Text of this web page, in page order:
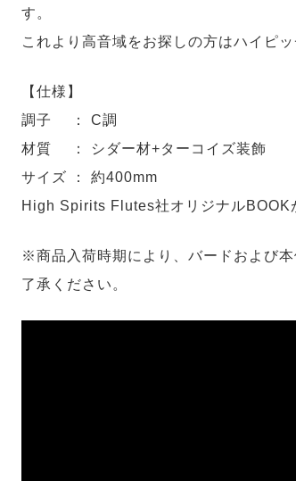
す。
これより高音域をお探しの方はハイピ
【仕様】
調子 ： C調
材質 ： シダー材+ターコイズ装飾
サイズ ： 約400mm
High Spirits Flutes社オリジナルBOOK
※商品入荷時期により、バードおよび
了承ください。